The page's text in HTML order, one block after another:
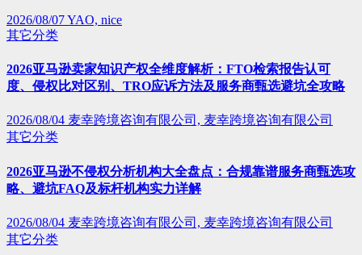
2026/08/07YAO, nice
其它分类
2026亚马逊卖家知识产权全维度解析：FTO检索报告认可
度、侵权比对区别、TRO应诉方法及服务商甄选避坑全攻略
2026/08/04 麦幸跨境咨询有限公司, 麦幸跨境咨询有限公司
其它分类
2026亚马逊不侵权分析机构大全盘点：合规靠谱服务商甄选攻
略、避坑FAQ及标杆机构实力详解
2026/08/04 麦幸跨境咨询有限公司, 麦幸跨境咨询有限公司
其它分类